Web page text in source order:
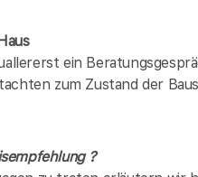
ein
zum Zustand der
?